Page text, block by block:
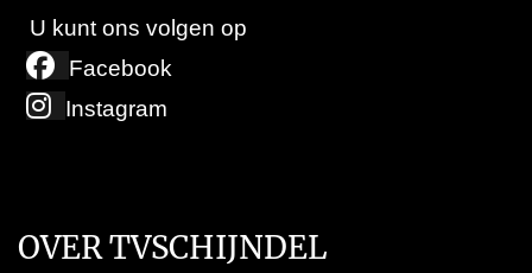
U kunt ons volgen op
Facebook
Instagram
OVER TVSCHIJNDEL